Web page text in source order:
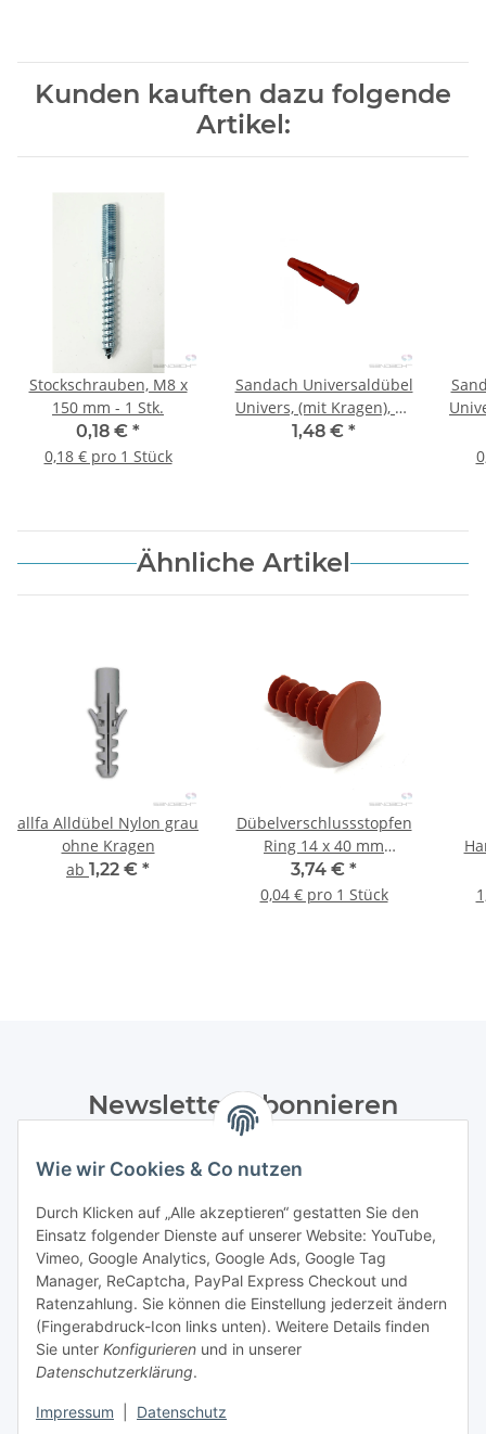
Wie wir Cookies & Co nutzen
Durch Klicken auf „Alle akzeptieren“ gestatten Sie den
Einsatz folgender Dienste auf unserer Website: YouTube,
Vimeo, Google Analytics, Google Ads, Google Tag
Manager, ReCaptcha, PayPal Express Checkout und
Ratenzahlung. Sie können die Einstellung jederzeit ändern
(Fingerabdruck-Icon links unten). Weitere Details finden
Sie unter Konfigurieren und in unserer
Datenschutzerklärung.
Impressum Datenschutz
Kunden kauften dazu folgende
Artikel:
Stockschrauben, M8 x
150 mm - 1 Stk.
0,18 € *
0,18 € pro 1 Stück
Sandach Universaldübel
Univers, (mit Kragen), 10
x 57 mm - 100 Stk.
1,48 € *
Ähnliche Artikel
allfa Alldübel Nylon grau
ohne Kragen
ab 1,22 € *
Dübelverschlussstopfen
Ring 14 x 40 mm
(rot/braun) - 100 Stk.
3,74 € *
0,04 € pro 1 Stück
Newsletter Abonnieren
Datenschutzerklärungregelmäßig und jederzeit widerruflich
Abonnieren
Informationen
Gesetzliche Informationen